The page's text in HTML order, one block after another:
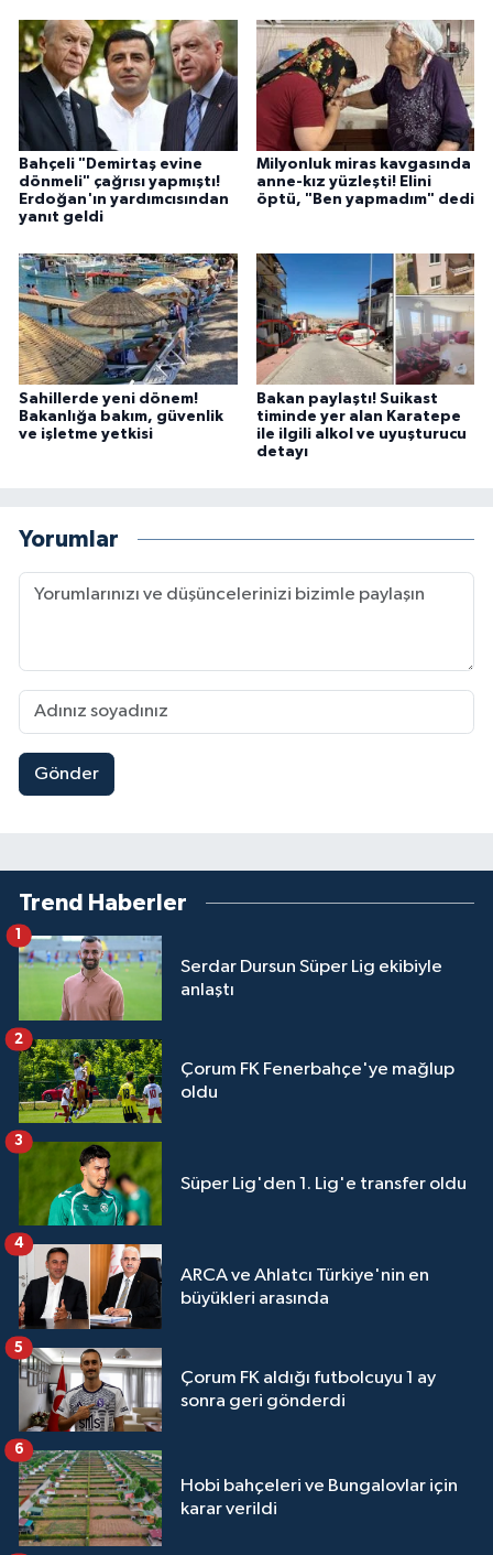
Bahçeli "Demirtaş evine
dönmeli" çağrısı yapmıştı!
Erdoğan'ın yardımcısından
yanıt geldi
Milyonluk miras kavgasında
anne-kız yüzleşti! Elini
öptü, "Ben yapmadım" dedi
Sahillerde yeni dönem!
Bakanlığa bakım, güvenlik
ve işletme yetkisi
Bakan paylaştı! Suikast
timinde yer alan Karatepe
ile ilgili alkol ve uyuşturucu
detayı
Yorumlar
Gönder
Trend Haberler
Serdar Dursun Süper Lig ekibiyle
anlaştı
Çorum FK Fenerbahçe'ye mağlup
oldu
2
Süper Lig'den 1. Lig'e transfer oldu
3
ARCA ve Ahlatcı Türkiye'nin en
büyükleri arasında
4
Çorum FK aldığı futbolcuyu 1 ay
sonra geri gönderdi
5
Hobi bahçeleri ve Bungalovlar için
karar verildi
6